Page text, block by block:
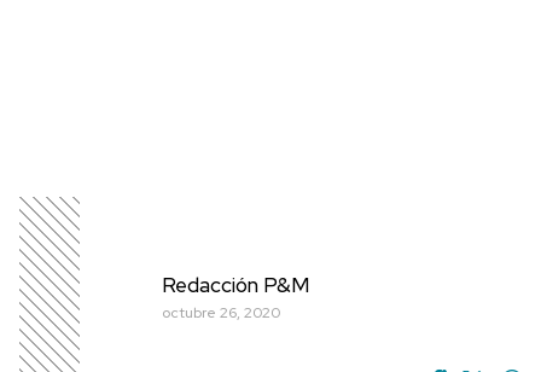
Redacción P&M
octubre 26, 2020